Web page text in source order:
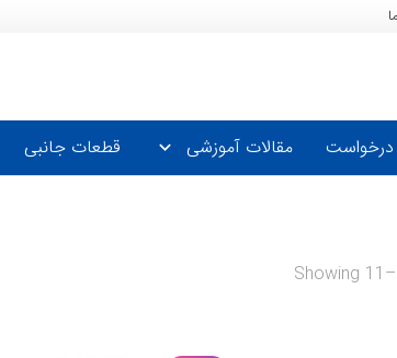
مقالات آموزشی قطعات جانبی
Showing